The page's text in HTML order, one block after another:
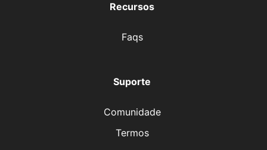
Recursos
Faqs
Suporte
Comunidade
Termos